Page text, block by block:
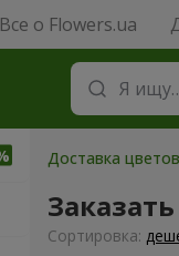
Все о Flowers.ua
Доставка
Cортировка: